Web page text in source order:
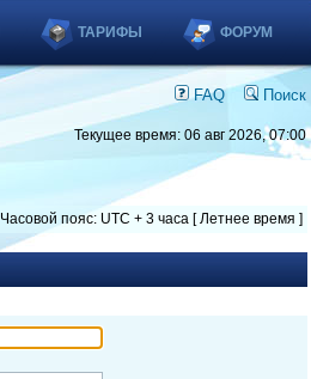
ТАРИФЫ ФОРУМ
FAQ Поиск
Текущее время: 06 авг 2026, 07:00
Часовой пояс: UTC + 3 часа [ Летнее время ]